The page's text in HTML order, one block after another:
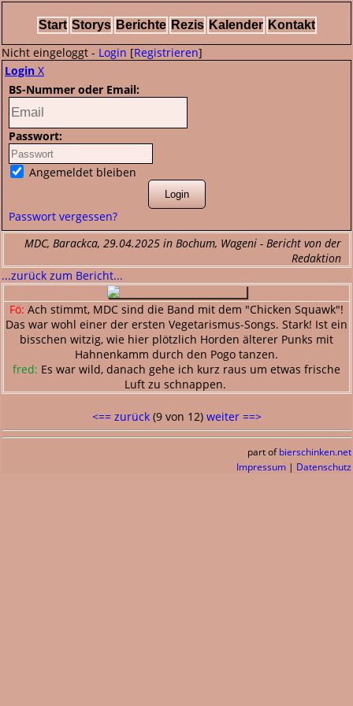
Start Storys Berichte Rezis Kalender Kontakt
Nicht eingeloggt - Login [Registrieren]
Login X
BS-Nummer oder Email:
Passwort:
Angemeldet bleiben
Passwort vergessen?
MDC, Barackca, 29.04.2025 in Bochum, Wageni - Bericht von der
Redaktion
...zurück zum Bericht...
Fö: Ach stimmt, MDC sind die Band mit dem "Chicken Squawk"!
Das war wohl einer der ersten Vegetarismus-Songs. Stark! Ist ein
bisschen witzig, wie hier plötzlich Horden älterer Punks mit
Hahnenkamm durch den Pogo tanzen.
fred: Es war wild, danach gehe ich kurz raus um etwas frische
Luft zu schnappen.
<== zurück(9 von 12) weiter ==>
part of bierschinken.net
Impressum | Datenschutz